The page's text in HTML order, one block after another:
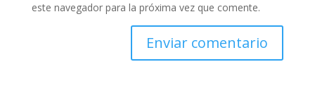
este navegador para la próxima vez que comente.